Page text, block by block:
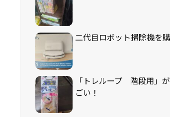
二代目ロボット掃除機を
「トレループ 階段用」
ごい！